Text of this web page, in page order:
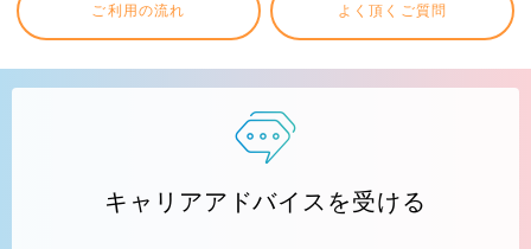
ご利用の流れ よく頂くご質問
キャリアアドバイスを受ける